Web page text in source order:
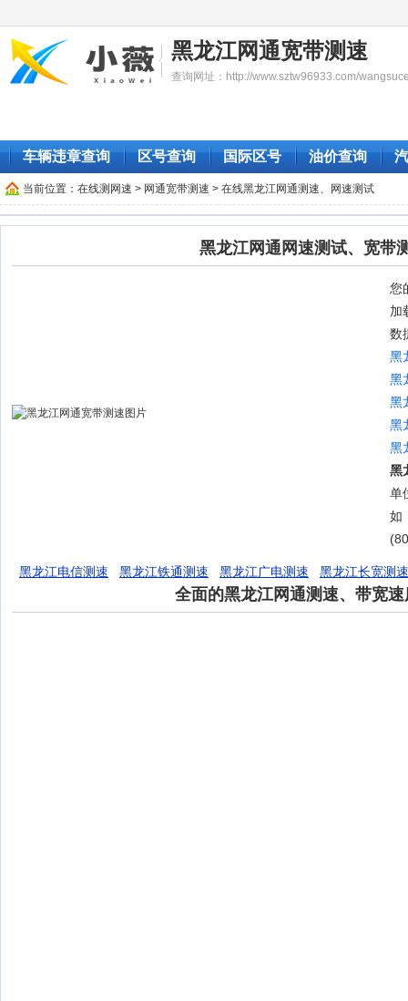
黑龙江网通宽带测速
查询网址：http://www.sztw96933.com/
车辆违章查询 区号查询 国际区号 油价查询
当前位置： 在线测网速 > 网通宽带测速 > 在线黑龙江网通测速、网速测试
黑龙江网通网速测试、宽带
您
加
数
黑
黑
黑
黑
黑
黑
单
如
黑龙江电信测速 黑龙江铁通测速 黑龙江广电测速 黑龙江长宽测速
全面的黑龙江网通测速、带宽